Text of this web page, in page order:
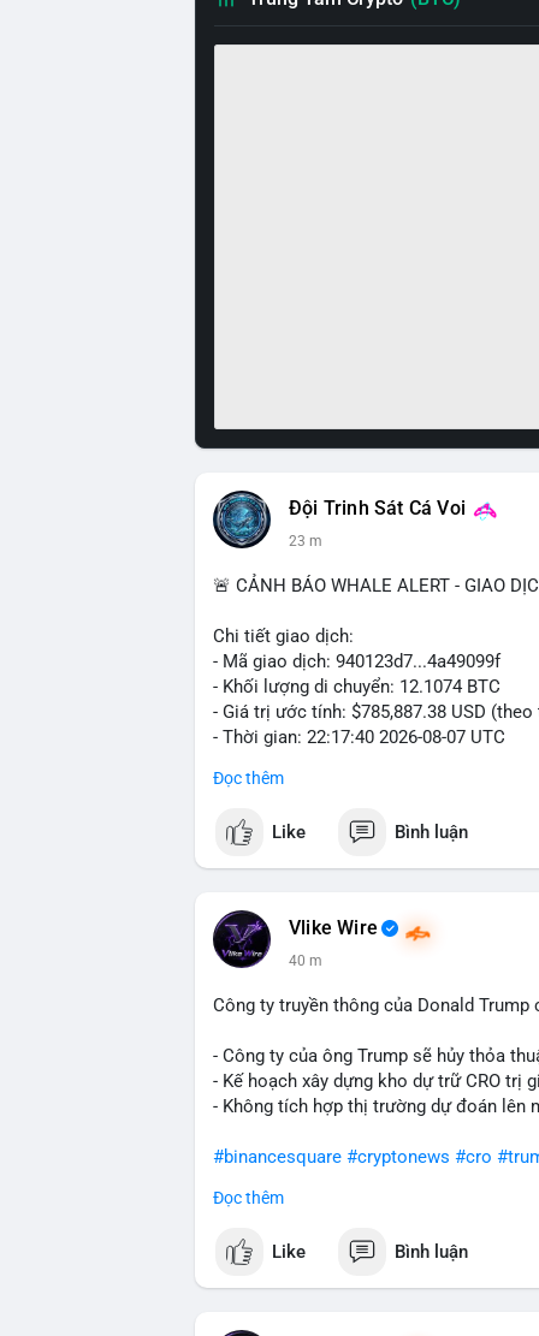
Đội Trinh Sát Cá Voi
23 m
🚨 CẢNH BÁO WHALE ALERT - GIAO
Chi tiết giao dịch:
- Mã giao dịch: 940123d7...4a49099f
- Khối lượng di chuyển: 12.1074 BTC
- Giá trị ước tính: $785,887.38 USD (theo
- Thời gian: 22:17:40 2026-08-07 UTC
Nhận định phân tích hành vi của Cá voi
giá $64,909.56 đang nằm gần vùng
bước chuẩn bị thanh khoản để bán ra,
dò thanh khoản thị trường trước khi có
Lời khuyên cho nhà đầu tư nhỏ lẻ:
dịch tương tự trong 24 giờ tới, khả năng
#12dot1btc #786kusd #dichuyenvinuong
Đọc thêm
Like Bình luận
Vlike Wire
40 m
Công ty truyền thông của Donald
- Công ty của ông Trump sẽ hủy thỏa
- Kế hoạch xây dựng kho dự trữ CRO trị
- Không tích hợp thị trường dự đoán lên
#binancesquare #cryptonews #cro
$cro
#vlikevn #titanbot
Đọc thêm
Like Bình luận